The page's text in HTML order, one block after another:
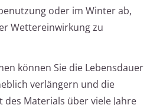
oder im Winter ab,
Wettereinwirkung zu
können Sie die Lebensdauer
verlängern und die
Materials über viele Jahre